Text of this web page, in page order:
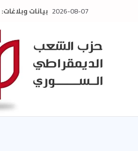
2026-08-07 بيانات وبلاغات: